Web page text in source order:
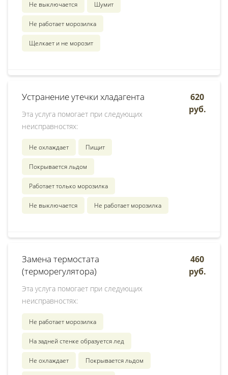
Не выключается Шумит
Не работает морозилка
Щелкает и не морозит
Устранение утечки хладагента
Эта услуга помогает при следующих
неисправностях:
Не охлаждает Пищит
Покрывается льдом
Работает только морозилка
Не выключается Не работает морозилка
620
руб.
Замена термостата
(терморегулятора)
Эта услуга помогает при следующих
неисправностях:
Не работает морозилка
На задней стенке образуется лед
Не охлаждает Покрывается льдом
460
руб.